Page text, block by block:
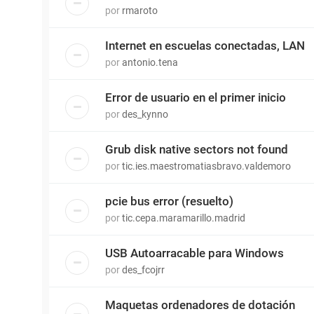
por rmaroto
Internet en escuelas conectadas, LAN
porantonio.tena
Error de usuario en el primer inicio
pordes_kynno
Grub disk native sectors not found
portic.ies.maestromatiasbravo.valdemoro
pcie bus error (resuelto)
portic.cepa.maramarillo.madrid
USB Autoarracable para Windows
pordes_fcojrr
Maquetas ordenadores de dotación